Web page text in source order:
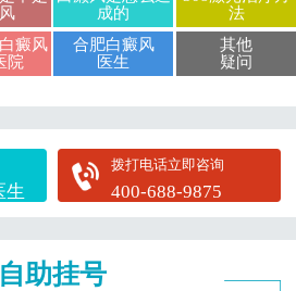
成的
法
癜风
院
合肥白癜风
医生
其他
疑问
生
拨打电话立即咨询
400-688-9875
自助挂号